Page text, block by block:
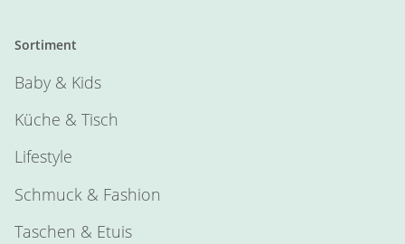
Sortiment
Baby & Kids
Küche & Tisch
Lifestyle
Schmuck & Fashion
Taschen & Etuis